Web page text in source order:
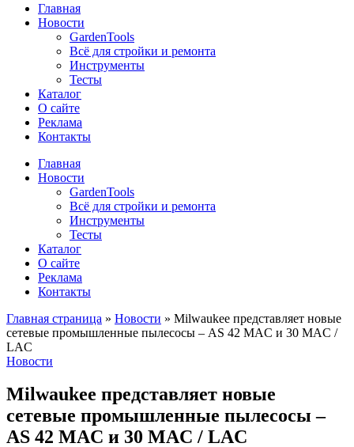
Главная
Новости
GardenTools
Всё для стройки и ремонта
Инструменты
Тесты
Каталог
О сайте
Реклама
Контакты
Главная
Новости
GardenTools
Всё для стройки и ремонта
Инструменты
Тесты
Каталог
О сайте
Реклама
Контакты
Главная страница » Новости » Milwaukee представляет новые
сетевые промышленные пылесосы – AS 42 MAC и 30 MAC /
LAC
Новости
Milwaukee представляет новые
сетевые промышленные пылесосы –
AS 42 MAC и 30 MAC / LAC